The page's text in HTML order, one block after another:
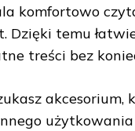
komfortowo
Dzięki temu
treści bez